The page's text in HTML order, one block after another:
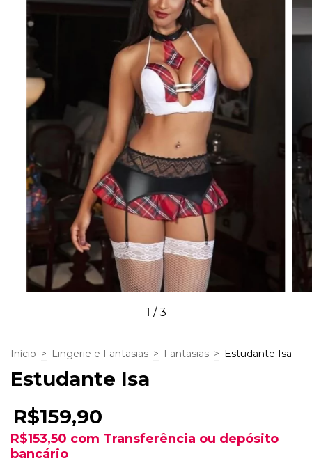
1 /3
Início > Lingerie e Fantasias > Fantasias > Estudante Isa
Estudante Isa
R$159,90
R$153,50 com Transferência ou depósito
bancário